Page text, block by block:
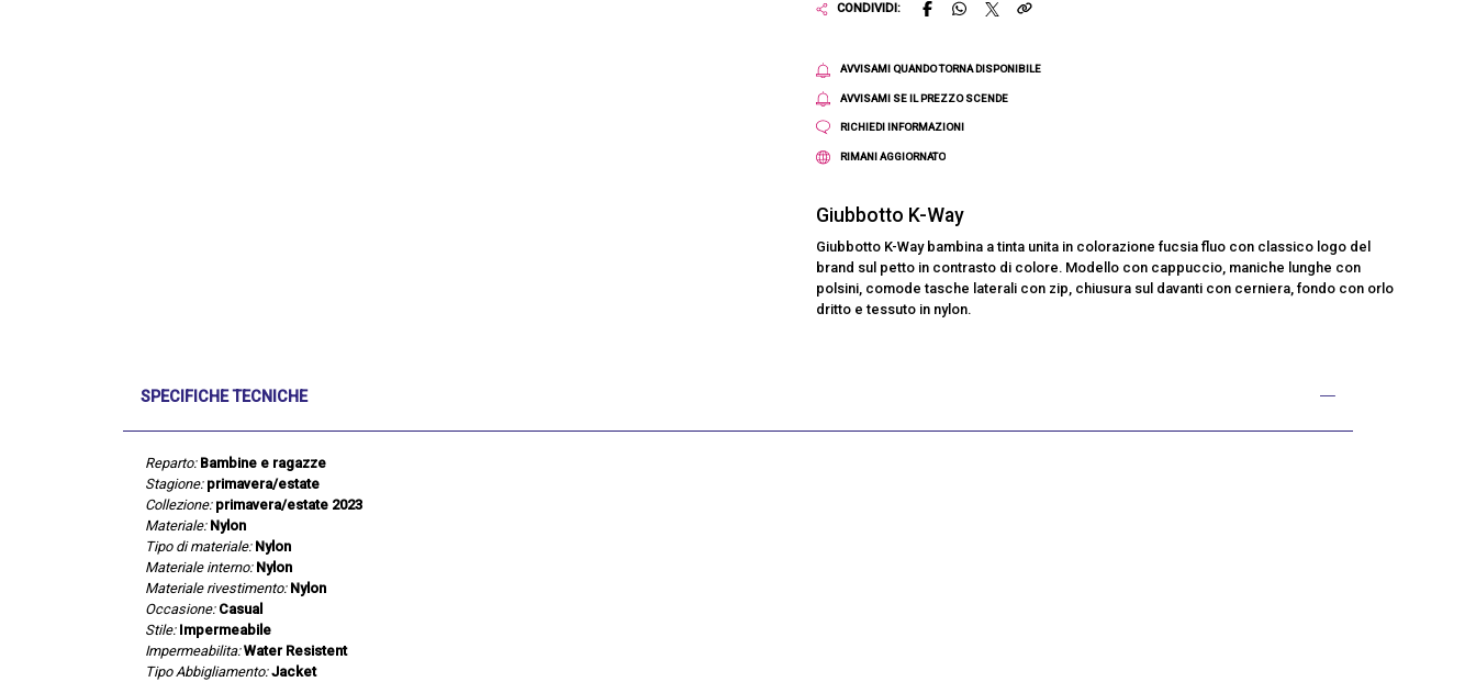
CONDIVIDI:
AVVISAMI QUANDO TORNA DISPONIBILE
AVVISAMI SE IL PREZZO SCENDE
RICHIEDI INFORMAZIONI
RIMANI AGGIORNATO
Giubbotto K-Way
Giubbotto K-Way bambina a tinta unita in colorazione fucsia fluo con classico logo del
brand sul petto in contrasto di colore. Modello con cappuccio, maniche lunghe con
polsini, comode tasche laterali con zip, chiusura sul davanti con cerniera, fondo con orlo
dritto e tessuto in nylon.
SPECIFICHE TECNICHE
Reparto: Bambine e ragazze
Stagione: primavera/estate
Collezione: primavera/estate 2023
Materiale: Nylon
Tipo di materiale: Nylon
Materiale interno: Nylon
Materiale rivestimento: Nylon
Occasione: Casual
Stile: Impermeabile
Impermeabilita: Water Resistent
Tipo Abbigliamento: Jacket